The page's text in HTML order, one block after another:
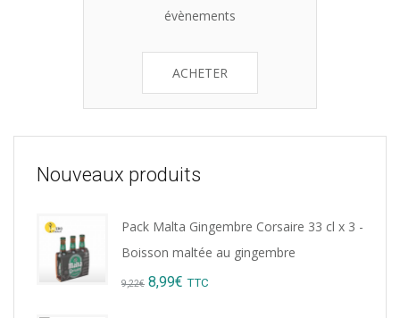
évènements
ACHETER
Nouveaux produits
Pack Malta Gingembre Corsaire 33 cl x 3 -
Boisson maltée au gingembre
9,22€ Original
8,99€ Current
TTC